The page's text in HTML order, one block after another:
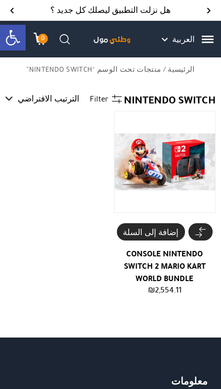
Skip to Content
Contact Us هل نزلت التطبيق ليصلك كل جديد ؟
العربية 0
עגלתחיפוש
الرئيسية / منتجات تحت الوسم “NINTENDO SWITCH”
NINTENDO SWITCH
Filter الترتيب الافتراضي
CONSOLE NINTENDO
SWITCH 2 MARIO KART
WORLD BUNDLE
₪2,554.11
إضافة إلى السلة
معلومات
Back top top